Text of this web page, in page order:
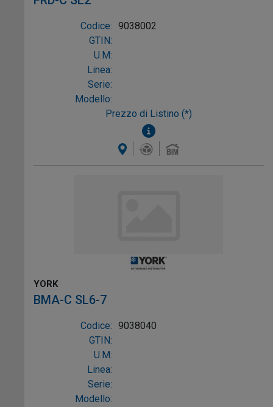
Codice: 9038002
GTIN:
U.M:
Linea:
Serie:
Modello:
Prezzo di Listino (*)
YORK
BMA-C SL6-7
Codice: 9038040
GTIN:
U.M:
Linea:
Serie:
Modello: